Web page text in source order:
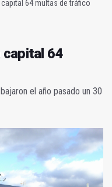
64 multas de tráfico
capital 64
el año pasado un 30